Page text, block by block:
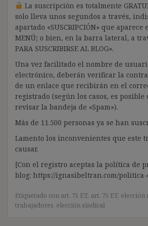
La suscripción es totalmente
solo lleva unos segundos a través,
apartado «SUSCRIPCIÓN» que
MENÚ; o bien, en la barra lateral, a
PARA SUSCRIBIRSE AL BLOG».
Una vez facilitado el nombre de
electrónico, deberán verificar la
de un enlace que recibirán en el
registrado (según los casos, es
revisar la bandeja de «Spam»).
Más de 11.500 personas ya se han
Lamento los inconvenientes que este
causar.
[Con el registro aceptas la política de
blog: https://ignasibeltran.com/
Etiquetado con art. 71 ET, art. 75 ET, elección
trabajadores, elección sindical